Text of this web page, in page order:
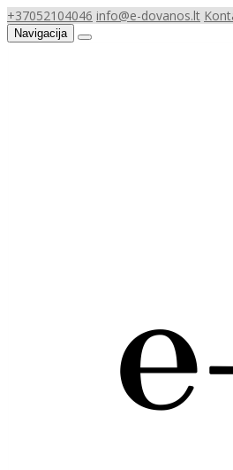
+37052104046 info@e-dovanos.lt
Navigacija